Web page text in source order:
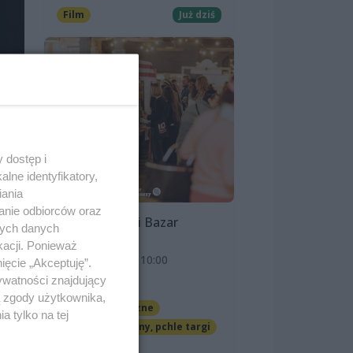
Film Już dziś
Szczeciński Bazar
Smakoszy
9 sierpnia 2026, 10:00
OFF Marina
Imprezy cykliczne
Jarmarki, festyny, pchle targi
dostęp i
identyfikatory,
odbiorców oraz
danych
Ponieważ
„Akceptuję”.
znajdujący
użytkownika,
tylko na tej